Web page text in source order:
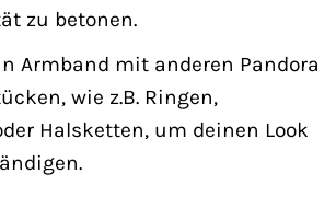
zu betonen.
Armband mit anderen Pandora
wie z.B. Ringen,
Halsketten, um deinen Look